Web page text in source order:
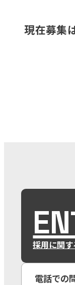
現在募集
採用に関
電話での